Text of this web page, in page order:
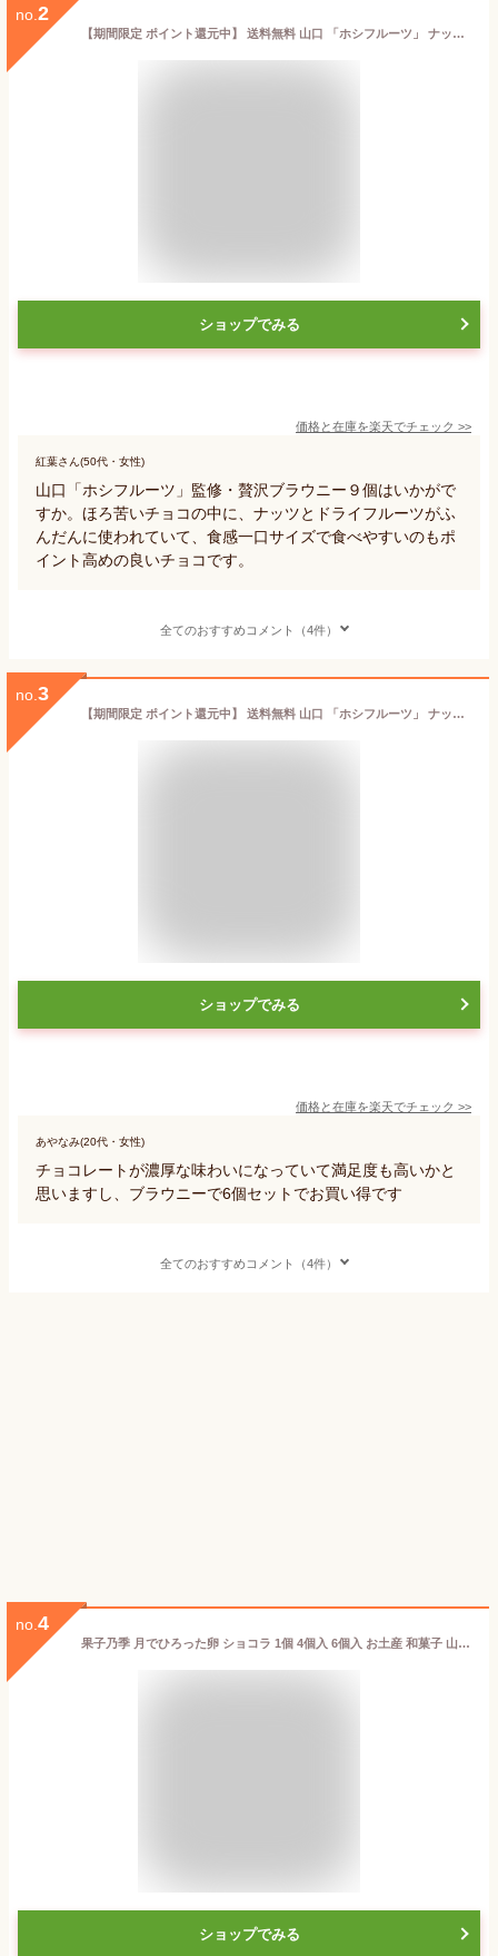
no. 2
【期間限定 ポイント還元中】 送料無料 山口 「ホシフルーツ」 ナッツとドライフルーツの贅沢ブラウニー9個
ショップでみる
価格と在庫を楽天でチェック >>
紅葉さん(50代・女性)
山口「ホシフルーツ」監修・贅沢ブラウニー９個はいかがで
すか。ほろ苦いチョコの中に、ナッツとドライフルーツがふ
んだんに使われていて、食感一口サイズで食べやすいのもポ
イント高めの良いチョコです。
全てのおすすめコメント（4件）
no. 3
【期間限定 ポイント還元中】 送料無料 山口 「ホシフルーツ」 ナッツとドライフルーツの贅沢ブラウニー6個
ショップでみる
価格と在庫を楽天でチェック >>
あやなみ(20代・女性)
チョコレートが濃厚な味わいになっていて満足度も高いかと
思いますし、ブラウニーで6個セットでお買い得です
全てのおすすめコメント（4件）
no. 4
果子乃季 月でひろった卵 ショコラ 1個 4個入 6個入 お土産 和菓子 山口 つきたま お取り寄せ グルメ 食品 夏季限定 つきたま 月でひろった卵 バレンタイン
ショップでみる